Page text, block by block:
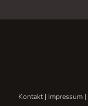
Kontakt| Impressum |